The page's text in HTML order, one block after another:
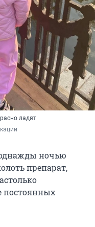
ладят
ночью
препарат,
постоянных